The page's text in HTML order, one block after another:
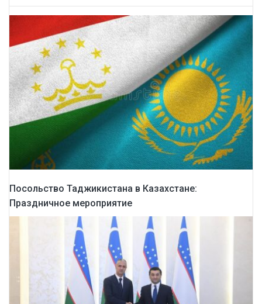
Посольство Таджикистана в Казахстане:
Праздничное мероприятие